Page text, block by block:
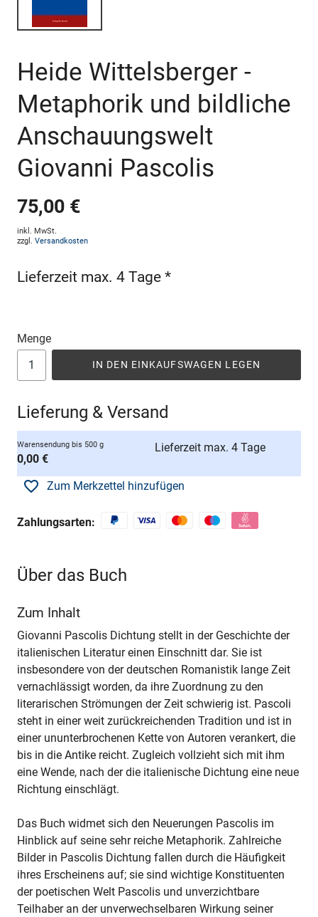
Heide Wittelsberger -
Metaphorik und bildliche
Anschauungswelt
Giovanni Pascolis
75,00 €
inkl. MwSt.
zzgl. Versandkosten
Lieferzeit max. 4 Tage *
Menge
IN DEN EINKAUFSWAGEN LEGEN
Lieferung & Versand
Warensendung bis 500 g
0,00 €
Lieferzeit max. 4 Tage
Zum Merkzettel hinzufügen
Zahlungsarten:
Über das Buch
Zum Inhalt
Giovanni Pascolis Dichtung stellt in der Geschichte der
italienischen Literatur einen Einschnitt dar. Sie ist
insbesondere von der deutschen Romanistik lange Zeit
vernachlässigt worden, da ihre Zuordnung zu den
literarischen Strömungen der Zeit schwierig ist. Pascoli
steht in einer weit zurückreichenden Tradition und ist in
einer ununterbrochenen Kette von Autoren verankert, die
bis in die Antike reicht. Zugleich vollzieht sich mit ihm
eine Wende, nach der die italienische Dichtung eine neue
Richtung einschlägt.
Das Buch widmet sich den Neuerungen Pascolis im
Hinblick auf seine sehr reiche Metaphorik. Zahlreiche
Bilder in Pascolis Dichtung fallen durch die Häufigkeit
ihres Erscheinens auf; sie sind wichtige Konstituenten
der poetischen Welt Pascolis und unverzichtbare
Teilhaber an der unverwechselbaren Wirkung seiner